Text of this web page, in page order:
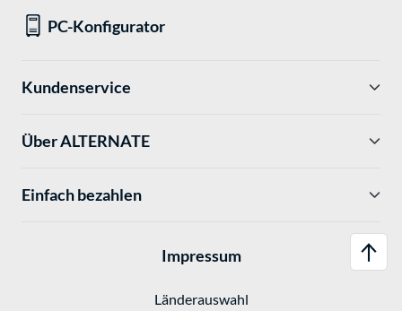
PC-Konfigurator
Kundenservice
Über ALTERNATE
Einfach bezahlen
Impressum
Länderauswahl